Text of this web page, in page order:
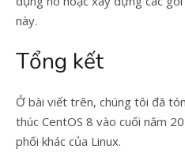
này.
Tổng kết
Ở bài viết trên, chúng tôi đã
thúc CentOS 8 vào cuối năm
phối khác của Linux.